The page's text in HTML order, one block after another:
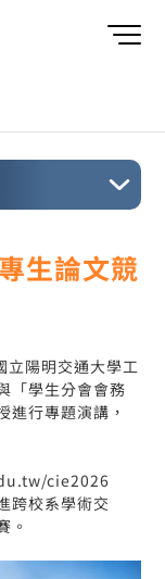
生論文競
立陽明交通大學工
「學生分會會務
進行專題演講，
cie2026
校系學術交
。